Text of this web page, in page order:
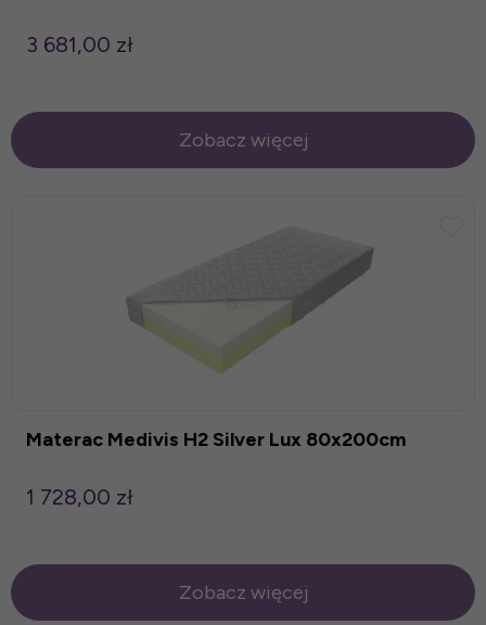
3 681,00 zł
Zobacz więcej
Materac Medivis H2 Silver Lux 80x200cm
1 728,00 zł
Zobacz więcej